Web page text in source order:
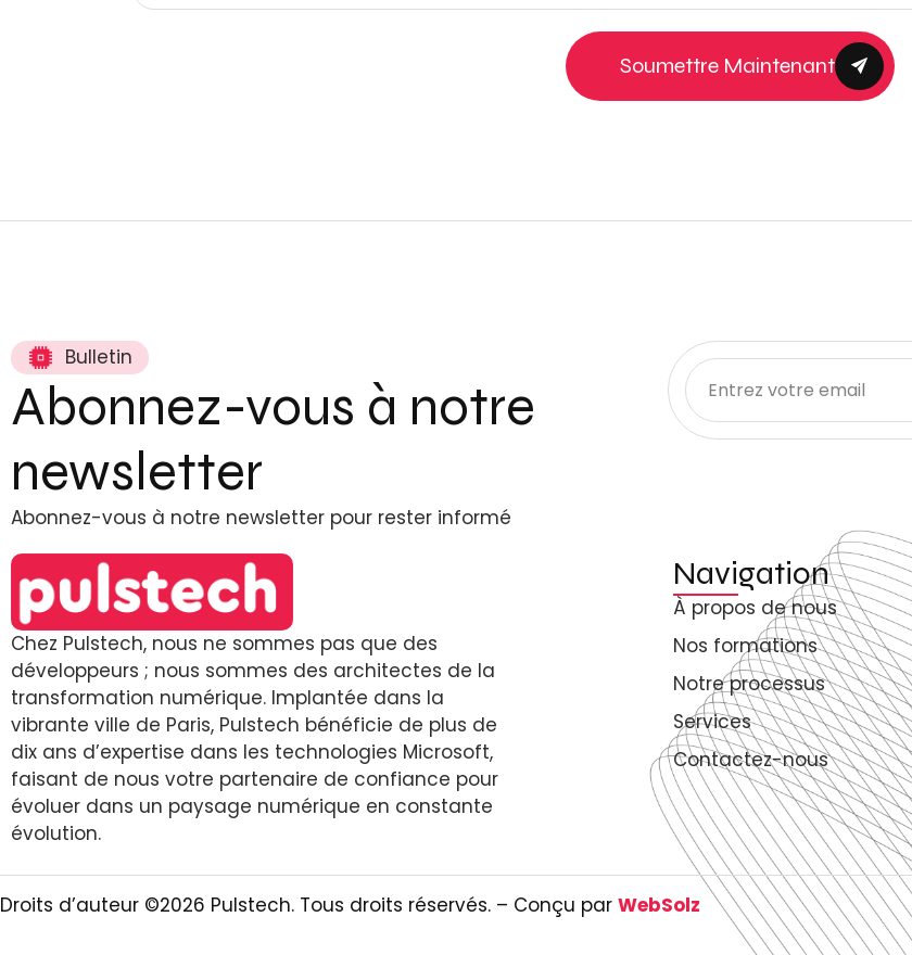
Soumettre Maintenant
Droits d’auteur ©2026 Pulstech. Tous droits réservés. – Conçu par WebSolz
Chez Pulstech, nous ne sommes pas que des
développeurs ; nous sommes des architectes de la
transformation numérique. Implantée dans la
vibrante ville de Paris, Pulstech bénéficie de plus de
dix ans d’expertise dans les technologies Microsoft,
faisant de nous votre partenaire de confiance pour
évoluer dans un paysage numérique en constante
évolution.
Navigation
À propos de nous
Nos formations
Notre processus
Services
Contactez-nous
Bulletin
Abonnez-vous à notre
newsletter
Abonnez-vous à notre newsletter pour rester informé